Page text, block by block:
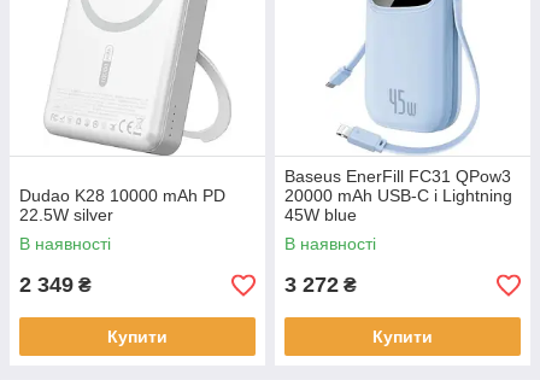
Dudao K28 10000 mAh PD
22.5W silver
В наявності
2 349 ₴
Купити
Baseus EnerFill FC31 QPow3
20000 mAh USB-C i Lightning
45W blue
В наявності
3 272 ₴
Купити